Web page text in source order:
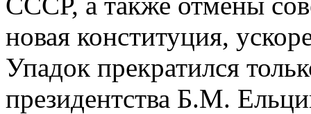
новая конституция,
Упадок прекратился
президентства Б.М.